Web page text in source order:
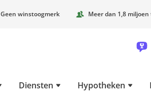
Geen winstoogmerk Meer dan 1,8
Diensten Hypotheken